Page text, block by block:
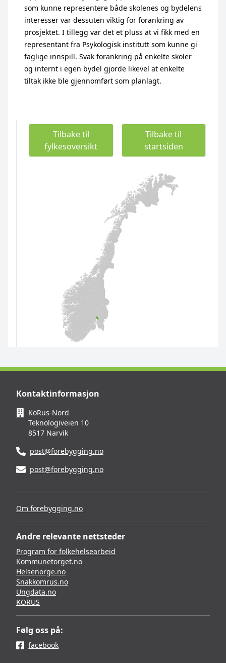
som kunne representere både skolenes og bydelens
interesser var dessuten viktig for forankring av
prosjektet. I tillegg var det et pluss at vi fikk med en
representant fra Psykologisk institutt som kunne gi
faglige innspill. Svak forankring på enkelte skoler
og internt i egen bydel gjorde likevel at enkelte
tiltak ikke ble gjennomført som planlagt.
Tilbake til
fylkesoversikt
Tilbake til
startsiden
Kontaktinformasjon
KoRus-Nord
Teknologiveien 10
8517 Narvik
post@forebygging.no
post@forebygging.no
Om forebygging.no
Andre relevante nettsteder
Program for folkehelsearbeid
Kommunetorget.no
Helsenorge.no
Snakkomrus.no
Ungdata.no
KORUS
Følg oss på:
facebook